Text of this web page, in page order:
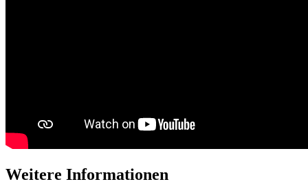
Weitere Informationen